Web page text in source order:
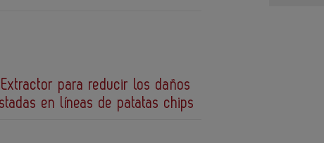
para reducir los daños
en líneas de patatas chips